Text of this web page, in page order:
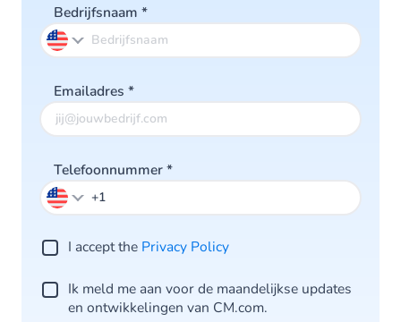
Bedrijfsnaam *
Emailadres *
Telefoonnummer*
I accept the Privacy Po licy
Ik meld me aan voor de maandelijkse updates
en ontwikkelingen van CM.com.